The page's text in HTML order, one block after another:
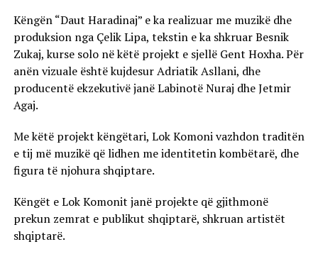
Këngën “Daut Haradinaj” e ka realizuar me muzikë dhe
produksion nga Çelik Lipa, tekstin e ka shkruar Besnik
Zukaj, kurse solo në këtë projekt e sjellë Gent Hoxha. Për
anën vizuale është kujdesur Adriatik Asllani, dhe
producentë ekzekutivë janë Labinotë Nuraj dhe Jetmir
Agaj.
Me këtë projekt këngëtari, Lok Komoni vazhdon traditën
e tij më muzikë që lidhen me identitetin kombëtarë, dhe
figura të njohura shqiptare.
Këngët e Lok Komonit janë projekte që gjithmonë
prekun zemrat e publikut shqiptarë, shkruan artistët
shqiptarë.